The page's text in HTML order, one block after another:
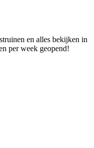
en alles bekijken in
per week geopend!